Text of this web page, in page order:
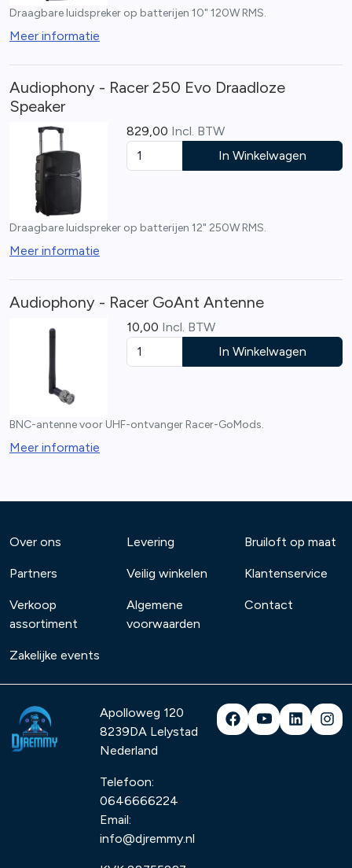
Draagbare luidspreker op batterijen 10" 120W RMS.
Meer informatie
Audiophony - Racer 250 Evo Draadloze
Speaker
829,00 Incl. BTW
In Winkelwagen
Draagbare luidspreker op batterijen 12" 250W RMS.
Meer informatie
Audiophony - Racer GoAnt Antenne
10,00 Incl. BTW
In Winkelwagen
BNC-antenne voor UHF-ontvanger Racer-GoMods.
Meer informatie
Over ons
Partners
Verkoop
assortiment
Zakelijke events
Levering
Veilig winkelen
Algemene
voorwaarden
Bruiloft op maat
Klantenservice
Contact
Apolloweg 120
8239DA Lelystad
Nederland
Telefoon:
0646666224
Email:
info@djremmy.nl